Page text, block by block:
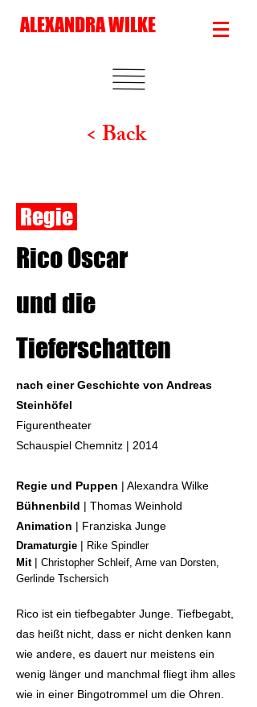
ALEXANDRA WILKE
< Back
Regie
Rico Oscar
und die
Tieferschatten
nach einer Geschichte von Andreas
Steinhöfel
Figurentheater
Schauspiel Chemnitz | 2014
Regie und Puppen | Alexandra Wilke
Bühnenbild | Thomas Weinhold
Animation | Franziska Junge
Dramaturgie | Rike Spindler
Mit | Christopher Schleif, Arne van Dorsten,
Gerlinde Tschersich
Rico ist ein tiefbegabter Junge. Tiefbegabt,
das heißt nicht, dass er nicht denken kann
wie andere, es dauert nur meistens ein
wenig länger und manchmal fliegt ihm alles
wie in einer Bingotrommel um die Ohren.